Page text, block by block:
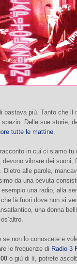
bastava più. Tanto che il
Delle sue storie,
tutte le mattine.
in cui ci siamo tu
devono vibrare dei suoni,
Dietro alle parole,
da una bevuta
una radio, alla
là fuori dove non si
una donna
non lo conoscete e
le frequenze di Radio 3
o giù di lì, potrete